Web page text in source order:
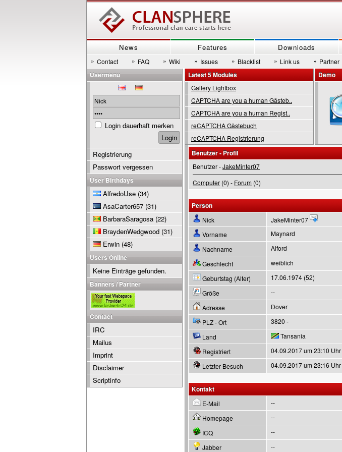
News Features Downloads
» Contact » FAQ » Wiki » Issues » Blacklist » Link us » Partner
Latest 5 Modules
Gallery Lightbox
CAPTCHA are you a human Gästeb..
CAPTCHA are you a human Regist..
reCAPTCHA Gästebuch
reCAPTCHA Registrierung
Demo
Benutzer - Profil
Benutzer -JakeMinter07
Computer (0) - Forum (0)
Person
Nick
JakeMinter07
Vorname
Maynard
Nachname
Alford
Geschlecht
weiblich
Geburtstag (Alter)
17.06.1974 (52)
Größe
--
Adresse
Dover
PLZ - Ort
3820 -
Land
Tansania
Registriert
04.09.2017 um 23:10 Uhr
Letzter Besuch
04.09.2017 um 23:16 Uhr
Kontakt
E-Mail
--
Homepage
--
ICQ
--
Jabber
--
Usermenu
Login dauerhaft merken
Registrierung
Passwort vergessen
User Birthdays
AlfredoUse (34)
AsaCarter657 (31)
BarbaraSaragosa (22)
BraydenWedgwood (31)
Erwin (48)
Users Online
Keine Einträge gefunden.
Banners / Partner
Contact
IRC
Mailus
Imprint
Disclaimer
Scriptinfo